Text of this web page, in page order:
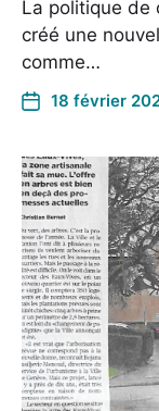
La politique de
créé une
comme…
18 février